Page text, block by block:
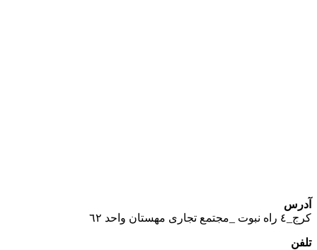
آدرس
كرج_٤ راه نبوت _مجتمع تجارى مهستان واحد ٦٢
تلفن